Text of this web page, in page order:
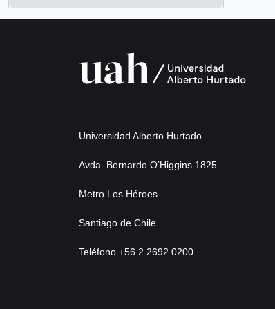
Universidad Alberto Hurtado
Avda. Bernardo O’Higgins 1825
Metro Los Héroes
Santiago de Chile
Teléfono +56 2 2692 0200